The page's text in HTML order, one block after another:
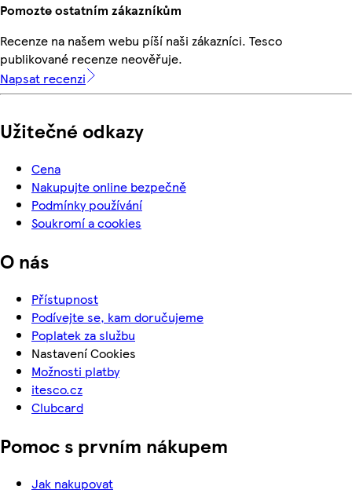
Pomozte ostatním zákazníkům
Recenze na našem webu píší naši zákazníci. Tesco
publikované recenze neověřuje.
Napsat recenzi
Užitečné odkazy
Cena
Nakupujte online bezpečně
Podmínky používání
Soukromí a cookies
O nás
Přístupnost
Podívejte se, kam doručujeme
Poplatek za službu
Nastavení Cookies
Možnosti platby
itesco.cz
Clubcard
Pomoc s prvním nákupem
Jak nakupovat